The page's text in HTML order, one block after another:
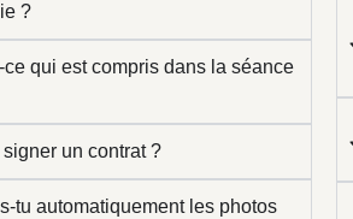
?
ce qui est compris dans la séance
un contrat ?
tu automatiquement les photos